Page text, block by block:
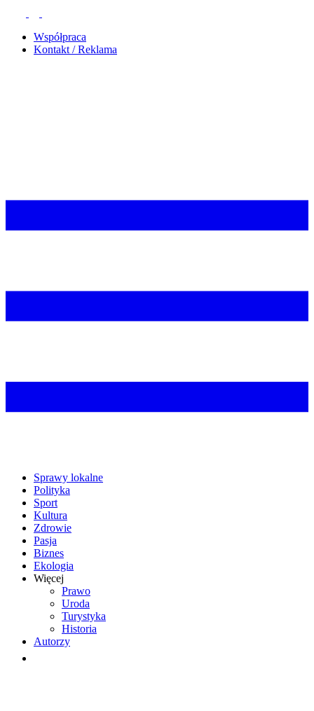
Współpraca
Kontakt / Reklama
Sprawy lokalne
Polityka
Sport
Kultura
Zdrowie
Pasja
Biznes
Ekologia
Więcej
Prawo
Uroda
Turystyka
Historia
Autorzy